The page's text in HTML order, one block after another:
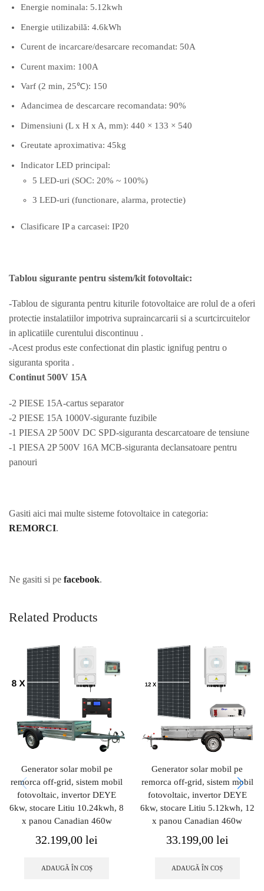
Energie nominala: 5.12kwh
Energie utilizabilă: 4.6kWh
Curent de incarcare/desarcare recomandat: 50A
Curent maxim: 100A
Varf (2 min, 25℃): 150
Adancimea de descarcare recomandata: 90%
Dimensiuni (L x H x A, mm): 440 × 133 × 540
Greutate aproximativa: 45kg
Indicator LED principal:
5 LED-uri (SOC: 20% ~ 100%)
3 LED-uri (functionare, alarma, protectie)
Clasificare IP a carcasei: IP20
Tablou sigurante pentru sistem/kit fotovoltaic:
-Tablou de siguranta pentru kiturile fotovoltaice are rolul de a oferi
protectie instalatiilor impotriva supraincarcarii si a scurtcircuitelor
in aplicatiile curentului discontinuu .
-Acest produs este confectionat din plastic ignifug pentru o
siguranta sporita .
Continut 500V 15A
-2 PIESE 15A-cartus separator
-2 PIESE 15A 1000V-sigurante fuzibile
-1 PIESA 2P 500V DC SPD-siguranta descarcatoare de tensiune
-1 PIESA 2P 500V 16A MCB-siguranta declansatoare pentru
panouri
Gasiti aici mai multe sisteme fotovoltaice in categoria:
REMORCI.
Ne gasiti si pe facebook.
Related Products
Generator solar mobil pe
remorca off-grid, sistem mobil
fotovoltaic, invertor DEYE
6kw, stocare Litiu 10.24kwh, 8
x panou Canadian 460w
32.199,00lei
ADAUGĂ ÎN COȘ
Generator solar mobil pe
remorca off-grid, sistem mobil
fotovoltaic, invertor DEYE
6kw, stocare Litiu 5.12kwh, 12
x panou Canadian 460w
33.199,00 lei
ADAUGĂ ÎN COȘ